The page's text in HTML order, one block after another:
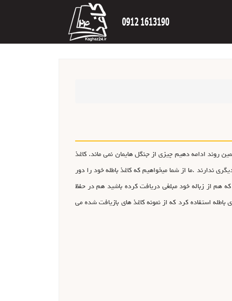
و اگر با همین روند ادامه دهیم چیزی از جنگل هایمان نمی ماند. کاغذ
ندارند .ما از شما میخواهیم که کاغذ باطله خود را دور
که هم از زباله خود مبلغی دریافت کرده باشید هم در حفظ
استفاده کرد که از نمونه کاغذ های بازیافت شده می